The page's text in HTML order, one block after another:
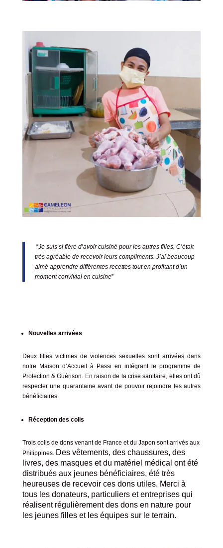
“Je suis si fière d’avoir cuisiné pour les autres filles. C’était
très agréable de recevoir leurs compliments. J’ai beaucoup
aimé apprendre différentes recettes tout en profitant d’un
moment convivial en cuisine”
Nouvelles arrivées
Deux filles victimes de violences sexuelles sont arrivées dans
notre Maison d’Accueil à Passi enintégrantle programme de
Protection & Guérison. En raison de la crise sanitaire, elles ont dû
respecter une quarantaine avant de pouvoir rejoindre les autres
bénéficiaires.
Réception des colis
Trois colis de dons venant de France et du Japon sont arrivés aux
Philippines. Des vêtements, des chaussures, des
livres, des masques et du matériel médical ont été
distribués aux jeunes bénéficiaires, été très
heureuses de recevoir ces dons utiles. Merci à
tous les donateurs, particuliers et entreprises qui
réalisent régulièrement des dons en nature pour
les jeunes filles et les équipes sur le terrain.